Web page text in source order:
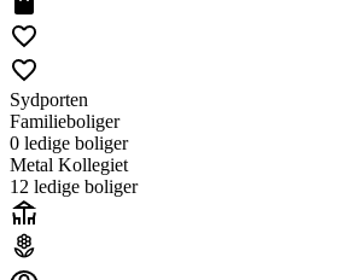
Sydporten
Familieboliger
0 ledige boliger
Metal Kollegiet
12 ledige boliger